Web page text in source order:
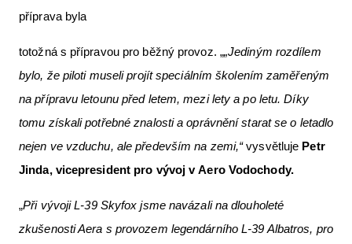
příprava byla
totožná s přípravou pro běžný provoz. „„Jediným rozdílem
bylo, že piloti museli projít speciálním školením zaměřeným
na přípravu letounu před letem, mezi lety a po letu. Díky
tomu získali potřebné znalosti a oprávnění starat se o letadlo
nejen ve vzduchu, ale především na zemi,“vysvětluje Petr
Jinda, vicepresident pro vývoj v Aero Vodochody.
„Při vývoji L-39 Skyfox jsme navázali na dlouholeté
zkušenosti Aera s provozem legendárního L-39 Albatros, pro